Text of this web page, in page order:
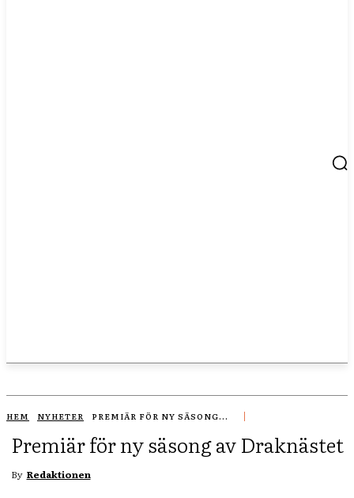
HEM NYHETER PREMIÄR FÖR NY SÄSONG...
Premiär för ny säsong av Draknästet
By Redaktionen